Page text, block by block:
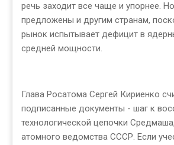
речь заходит все чаще и упорнее.
предложены и другим странам,
рынок испытывает дефицит в
средней мощности.
Глава Росатома Сергей Кириенко
подписанные документы - шаг к
технологической цепочки
атомного ведомства СССР. Если